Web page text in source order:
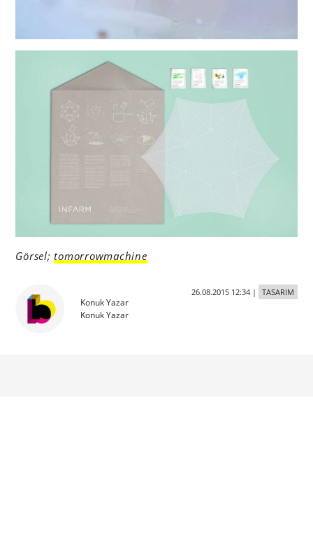
Görsel;tomorrowmachine
Konuk Yazar
Konuk Yazar
26.08.2015 12:34| TASARIM